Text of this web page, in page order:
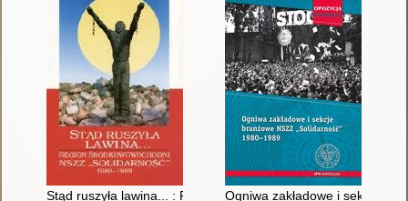
Stąd ruszyła lawina... : Region Środkowowschodni NSZZ
Ogniwa zakładowe i sekcje